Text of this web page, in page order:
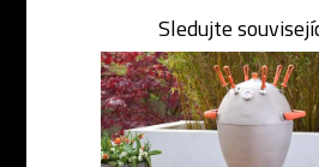
Sledujte